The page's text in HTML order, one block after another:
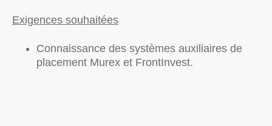
Exigences souhaitées
Connaissance des systèmes auxiliaires de
placement Murex et FrontInvest.